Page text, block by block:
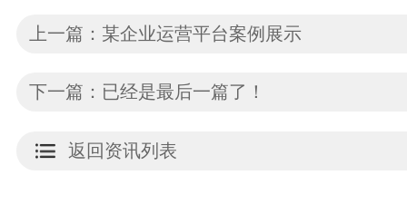
上一篇：某企业运营平台案例展示
下一篇：已经是最后一篇了！
返回资讯列表